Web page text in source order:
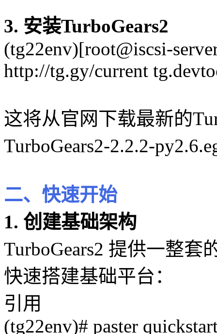
3. 安装TurboGears2
(tg22env)[root@iscsi-
http://tg.gy/current
这将从官网下载最新的
TurboGears2-2.2.2-
二、快速开始
1. 创建基础架构
TurboGears2 提供一整套
快速搭建基础平台：
引用
(tg22env)# paster